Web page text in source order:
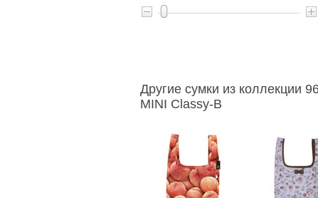
Другие сумки из коллекции
MINI Classy-B